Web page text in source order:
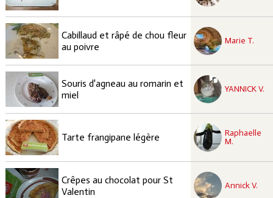
Cabillaud et râpé de chou fleur
au poivre
Marie T.
recette à tester
Souris d'agneau au romarin et
miel
YANNICK V.
recette à tester
Tarte frangipane légère
Raphaelle
M.
recette à tester
Crêpes au chocolat pour St
Valentin
Annick V.
recette à tester